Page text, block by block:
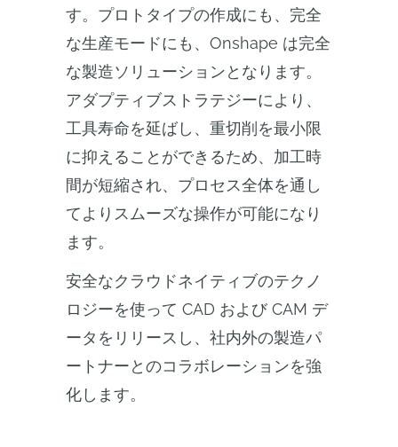
す。プロトタイプの作成にも、完全
な生産モードにも、Onshape は完全
な製造ソリューションとなります。
アダプティブストラテジーにより、
工具寿命を延ばし、重切削を最小限
に抑えることができるため、加工時
間が短縮され、プロセス全体を通し
てよりスムーズな操作が可能になり
ます。
安全なクラウドネイティブのテクノ
ロジーを使って CAD および CAM デ
ータをリリースし、社内外の製造パ
ートナーとのコラボレーションを強
化します。